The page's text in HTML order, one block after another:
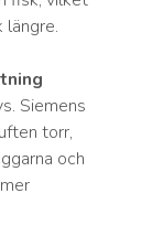
Siemens
torr,
och